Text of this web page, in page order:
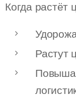
Когда растёт
Растут